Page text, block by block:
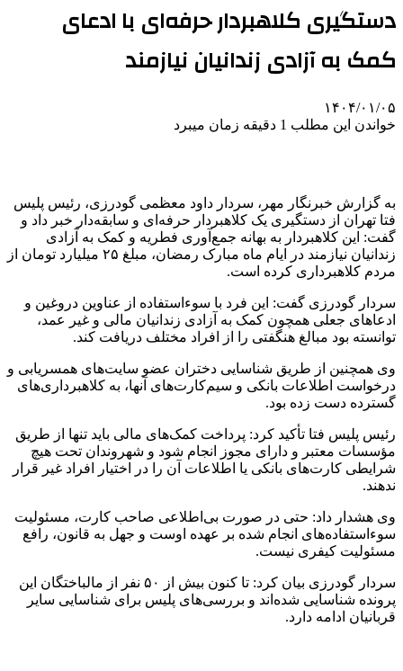
دستگیری کلاهبردار حرفه‌ای با ادعای
کمک به آزادی زندانیان نیازمند
۱۴۰۴/۰۱/۰۵
خواندن این مطلب 1 دقیقه زمان میبرد
به گزارش خبرنگار مهر، سردار داود معظمی گودرزی، رئیس پلیس
فتا تهران از دستگیری یک کلاهبردار حرفه‌ای و سابقه‌دار خبر داد و
گفت: این کلاهبردار به بهانه جمع‌آوری فطریه و کمک به آزادی
زندانیان نیازمند در ایام ماه مبارک رمضان، مبلغ ۲۵ میلیارد تومان از
مردم کلاهبرداری کرده است.
سردار گودرزی گفت: این فرد با سوءاستفاده از عناوین دروغین و
ادعاهای جعلی همچون کمک به آزادی زندانیان مالی و غیر عمد،
توانسته بود مبالغ هنگفتی را از افراد مختلف دریافت کند.
وی همچنین از طریق شناسایی دختران عضو سایت‌های همسریابی و
درخواست اطلاعات بانکی و سیم‌کارت‌های آنها، به کلاهبرداری‌های
گسترده دست زده بود.
رئیس پلیس فتا تأکید کرد: پرداخت کمک‌های مالی باید تنها از طریق
مؤسسات معتبر و دارای مجوز انجام شود و شهروندان تحت هیچ
شرایطی کارت‌های بانکی یا اطلاعات آن را در اختیار افراد غیر قرار
ندهند.
وی هشدار داد: حتی در صورت بی‌اطلاعی صاحب کارت، مسئولیت
سوءاستفاده‌های انجام شده بر عهده اوست و جهل به قانون، رافع
مسئولیت کیفری نیست.
سردار گودرزی بیان کرد: تا کنون بیش از ۵۰ نفر از مالباختگان این
پرونده شناسایی شده‌اند و بررسی‌های پلیس برای شناسایی سایر
قربانیان ادامه دارد.